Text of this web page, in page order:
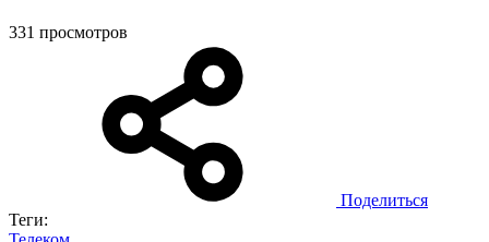
331 просмотров
Поделиться
Теги: